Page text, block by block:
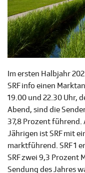
Im ersten Halbjahr
SRF info einen
19.00 und 22.30 Uhr,
Abend, sind die
37,8 Prozent führend.
Jährigen ist SRF mit
marktführend. SRF 1
SRF zwei 9,3 Prozent
Sendung des Jahres